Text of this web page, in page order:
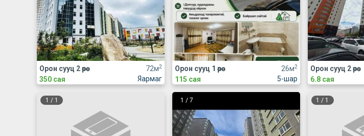
72м2
Яармаг
Орон сууц 2 өрөө
350 сая
26м2
5-шар
Орон сууц 1 өрөө
115 сая
Орон сууц 2 өрөө
6.8 сая
1 / 1 1 /7 1 / 1